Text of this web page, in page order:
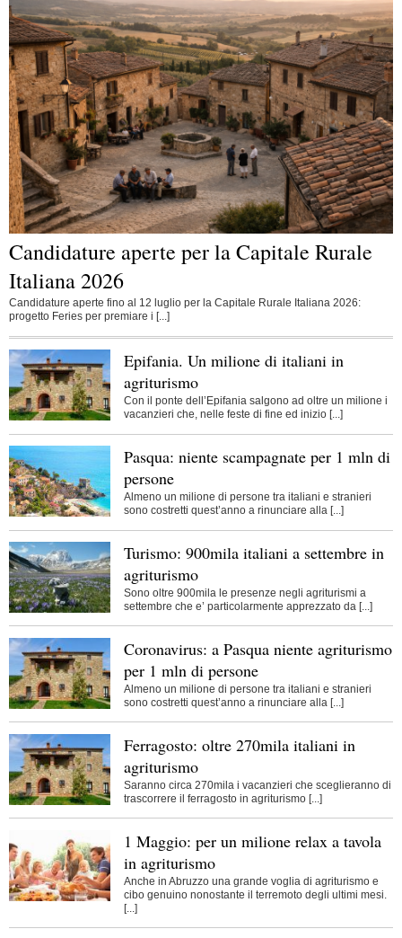
Candidature aperte per la Capitale Rurale
Italiana 2026
Candidature aperte fino al 12 luglio per la Capitale Rurale Italiana 2026:
progetto Feries per premiare i [...]
Epifania. Un milione di italiani in
agriturismo
Con il ponte dell’Epifania salgono ad oltre un milione i
vacanzieri che, nelle feste di fine ed inizio [...]
Pasqua: niente scampagnate per 1 mln di
persone
Almeno un milione di persone tra italiani e stranieri
sono costretti quest’anno a rinunciare alla [...]
Turismo: 900mila italiani a settembre in
agriturismo
Sono oltre 900mila le presenze negli agriturismi a
settembre che e’ particolarmente apprezzato da [...]
Coronavirus: a Pasqua niente agriturismo
per 1 mln di persone
Almeno un milione di persone tra italiani e stranieri
sono costretti quest’anno a rinunciare alla [...]
Ferragosto: oltre 270mila italiani in
agriturismo
Saranno circa 270mila i vacanzieri che sceglieranno di
trascorrere il ferragosto in agriturismo [...]
1 Maggio: per un milione relax a tavola
in agriturismo
Anche in Abruzzo una grande voglia di agriturismo e
cibo genuino nonostante il terremoto degli ultimi mesi.
[...]